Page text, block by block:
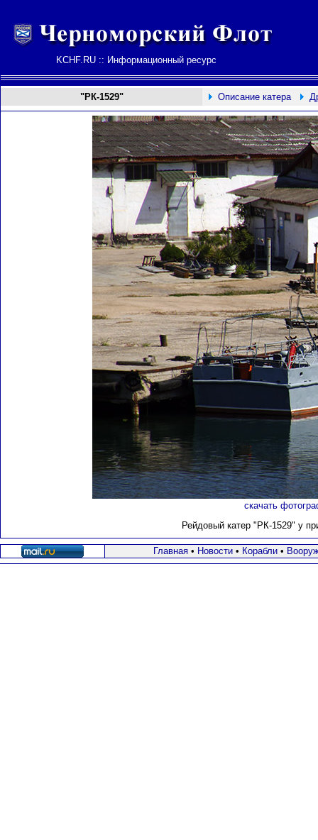
KCHF.RU :: Информационный ресурс
"РК-1529" Описание катера
скачать
Рейдовый катер "РК-1529" у
Главная• Новости• Корабли•